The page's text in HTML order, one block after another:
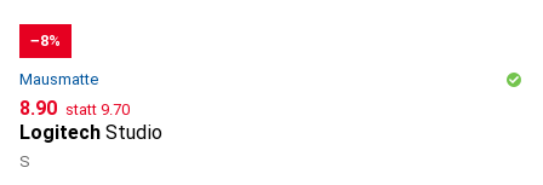
−8%
Mausmatte
CHF
8.90 statt CHF
9.70
Logitech Studio
S